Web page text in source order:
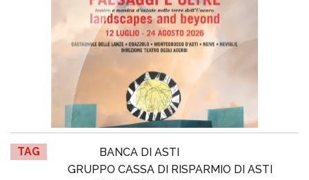
TAG
BANCA DI ASTI
GRUPPO CASSA DI RISPARMIO DI ASTI